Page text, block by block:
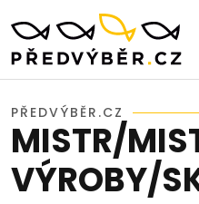
PŘEDVÝBĚR.CZ
MISTR/
VÝROBY/